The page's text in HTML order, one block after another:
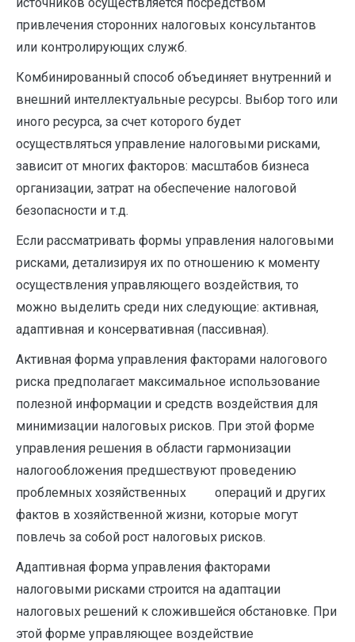
привлечения сторонних налоговых ­консультантов
или контролирующих служб.
Комбинированный способ объединяет внутренний и
внешний интеллектуальные ресурсы. Выбор того или
иного ресурса, за счет которого будет
осуществляться управление налоговыми рисками,
зависит от многих факторов: масштабов бизнеса
организации, затрат на ­обеспечение налоговой
безопасности и т.д.
Если рассматривать формы управления налоговыми
рисками, детализируя их по отношению к моменту
осу­ществления управляющего воздействия, то
можно выделить среди них следующие: активная,
адаптивная и консервативная (пассивная).
Активная форма управления факторами налогового
риска предпо­лагает максимальное использование
полезной информации и средств воздействия для
минимизации налоговых рисков. При этой форме
управления решения в области гармонизации
налогообложения предшествуют проведению
проблемных хозяйственных операций и других
фактов в хозяйственной жизни, которые могут
повлечь за собой рост налоговых рисков.
Адаптивная форма управления факторами
налоговыми рисками строится на адаптации
налоговых решений к сложившейся обста­новке. При
этой форме управляющее воздействие